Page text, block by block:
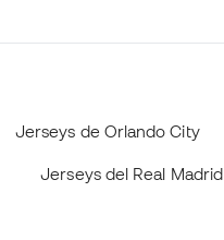
Jerseys de Orlando City
Jerseys del Real Madrid